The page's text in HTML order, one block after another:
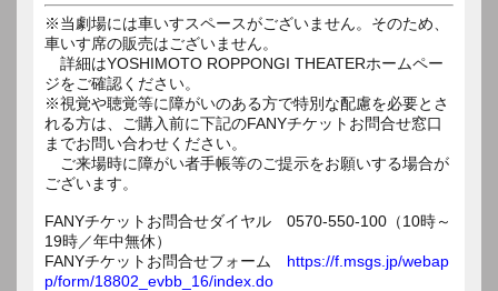
※当劇場には車いすスペースがございません。そのため、
車いす席の販売はございません。
詳細はYOSHIMOTO ROPPONGI THEATERホームペー
ジをご確認ください。
※視覚や聴覚等に障がいのある方で特別な配慮を必要とさ
れる方は、ご購入前に下記のFANYチケットお問合せ窓口
までお問い合わせください。
ご来場時に障がい者手帳等のご提示をお願いする場合が
ございます。
FANYチケットお問合せダイヤル 0570-550-100（10時～
19時／年中無休）
FANYチケットお問合せフォーム https://f.msgs.jp/webap
p/form/18802_evbb_16/index.do